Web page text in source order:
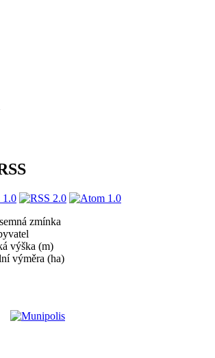
zmínka
výška (m)
výměra (ha)